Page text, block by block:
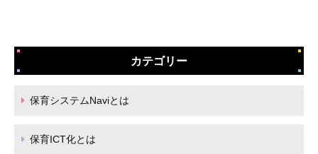
カテゴリー
保育システムNaviとは
保育ICT化とは